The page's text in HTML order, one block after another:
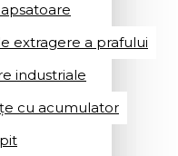
extragere a prafului
industriale
cu acumulator